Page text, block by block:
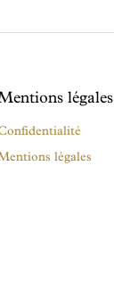
légales
légales